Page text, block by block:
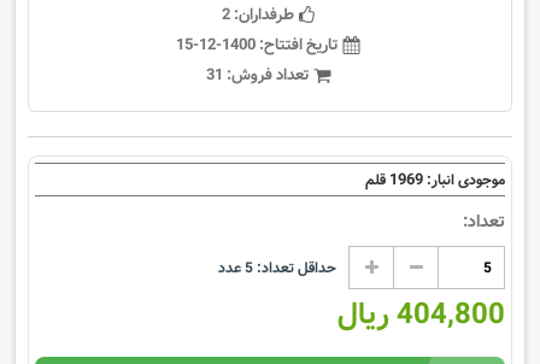
طرفداران:2
تاریخ افتتاح:1400-12-15
تعداد فروش: 31
موجودی انبار: 1969 قلم
تعداد:
حداقل تعداد: 5عدد
404,800 ریال